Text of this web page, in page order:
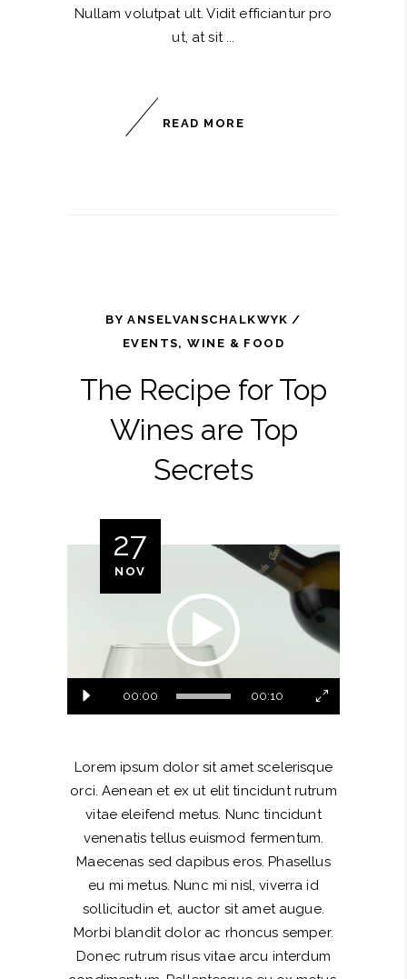
Nullam volutpat ult. Vidit efficiantur pro
ut, at sit
READ MORE
BYANSELVANSCHALKWYK
EVENTS,WINE & FOOD
The Recipe for Top
Wines are Top
Secrets
27
NOV
00:00 00:10
Lorem ipsum dolor sit amet scelerisque
orci. Aenean et ex ut elit tincidunt rutrum
vitae eleifend metus. Nunc tincidunt
venenatis tellus euismod fermentum.
Maecenas sed dapibus eros. Phasellus
eu mi metus. Nunc mi nisl, viverra id
sollicitudin et, auctor sit amet augue.
Morbi blandit dolor ac rhoncus semper.
Donec rutrum risus vitae arcu interdum